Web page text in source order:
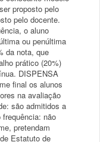
proposto pelo
pelo docente.
o aluno
ou penúltima
da nota, que
prático (20%)
DISPENSA
final os alunos
na avaliação
são admitidos a
não
pretendam
Estatuto de